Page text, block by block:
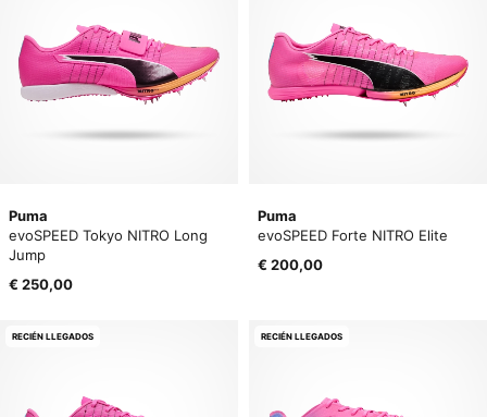
Puma
evoSPEED Tokyo NITRO Long
Jump
€ 250,00
Puma
evoSPEED Forte NITRO Elite
€ 200,00
RECIÉN LLEGADOS RECIÉN LLEGADOS